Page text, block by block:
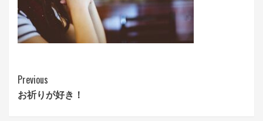
Continue
Reading
Previous
お祈りが好き！